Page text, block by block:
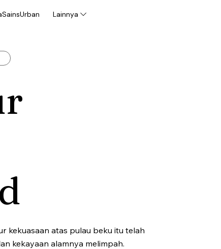
SainsUrban Lainnya
kekuasaan atas pulau beku itu telah
kekayaan alamnya melimpah.